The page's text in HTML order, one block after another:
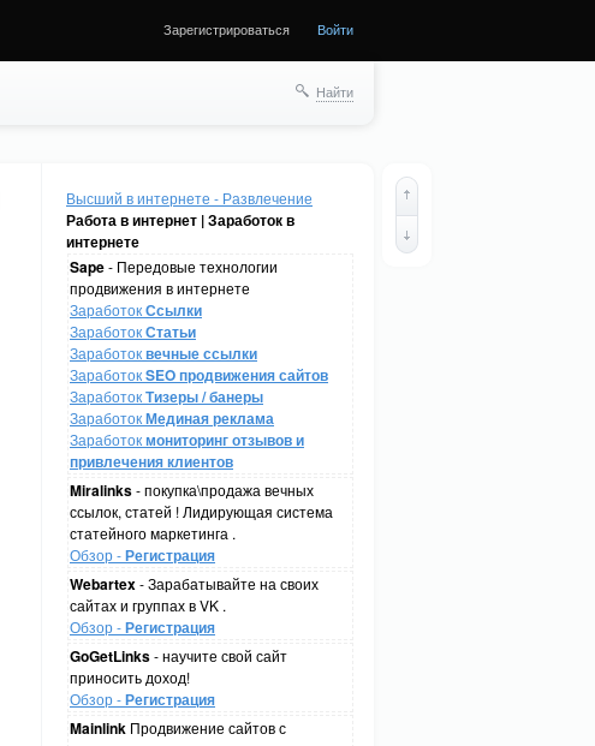
Зарегистрироваться Войти
Найти
Высший в интернете - Развлечение
Работа в интернет | Заработок в
интернете
Sape- Передовые технологии
продвижения в интернете
ЗаработокСсылки
ЗаработокСтатьи
Заработоквечные ссылки
ЗаработокSEO продвижения сайтов
ЗаработокТизеры / банеры
ЗаработокМединая реклама
Заработокмониторинг отзывов и
привлечения клиентов
Miralinks- покупка\продажа вечных
ссылок, статей ! Лидирующая система
статейного маркетинга .
Обзор -Регистрация
Webartex- Зарабатывайте на своих
сайтах и группах в VK .
Обзор -Регистрация
GoGetLinks- научите свой сайт
приносить доход!
Обзор -Регистрация
Mainlink Продвижение сайтов с